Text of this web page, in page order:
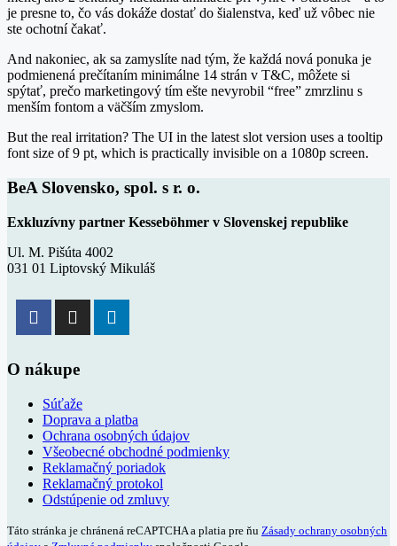
je presne to, čo vás dokáže dostať do šialenstva, keď už vôbec nie
ste ochotní čakať.
And nakoniec, ak sa zamyslíte nad tým, že každá nová ponuka je
podmienená prečítaním minimálne 14 strán v T&C, môžete si
spýtať, prečo marketingový tím ešte nevyrobil “free” zmrzlinu s
menším fontom a väčším zmyslom.
But the real irritation? The UI in the latest slot version uses a tooltip
font size of 9 pt, which is practically invisible on a 1080p screen.
BeA Slovensko, spol. s r. o.
Exkluzívny partner Kesseböhmer v Slovenskej republike
Ul. M. Pišúta 4002
031 01 Liptovský Mikuláš
O nákupe
Súťaže
Doprava a platba
Ochrana osobných údajov
Všeobecné obchodné podmienky
Reklamačný poriadok
Reklamačný protokol
Odstúpenie od zmluvy
Táto stránka je chránená reCAPTCHA a platia pre ňu Zásady ochrany osobných